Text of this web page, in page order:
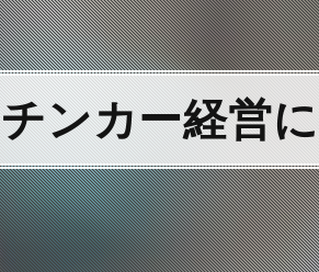
ンカー経営